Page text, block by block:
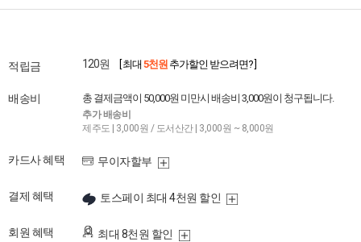
적립금 120원 [ 최대 5천원 추가할인 받으려면? ]
배송비 총 결제금액이 50,000원 미만시 배송비 3,000원이 청구됩니다.
추가 배송비
제주도 | 3,000원 / 도서산간 | 3,000원 ~ 8,000원
카드사 혜택 무이자할부
결제 혜택 토스페이 최대 4천원 할인
회원 혜택 최대 8천원 할인